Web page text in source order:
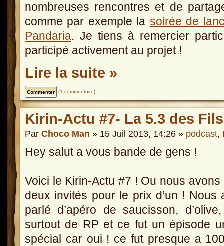
nombreuses rencontres et de
comme par exemple la soirée de
Pandaria. Je tiens à remercier
participé activement au projet !
Lire la suite »
(1 commentaire)
Kirin-Actu #7- La 5.3 des
Par Choco Man » 15 Juil 2013, 14:26 » podcast,
Hey salut a vous bande de gens !
Voici le Kirin-Actu #7 ! Ou nous avons
deux invités pour le prix d’un ! Nous
parlé d’apéro de saucisson,
surtout de RP et ce fut un épisode
spécial car oui ! ce fut presque a